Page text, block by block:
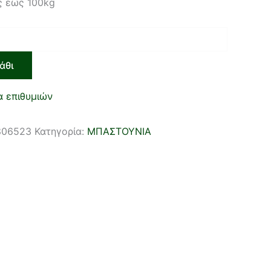
εως 100kg
επιθυμιών
Κατηγορία: ΜΠΑΣΤΟΥΝΙΑ